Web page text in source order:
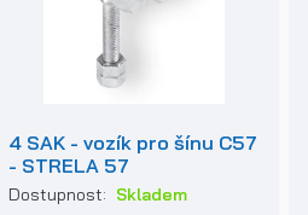
4 SAK - vozík pro šínu C57
- STRELA 57
Dostupnost: Skladem